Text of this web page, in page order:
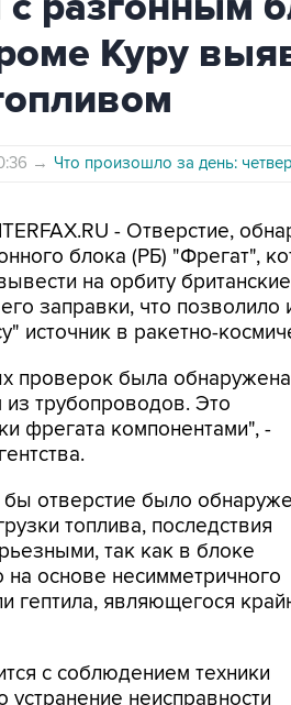
Куру
→ Что произошло за день:
- Отверстие,
блока (РБ) "Фрегат",
на орбиту
заправки, что
источник в ракетно-
проверок была обнаружена
трубопроводов. Это
фрегата компонентами", -
бы отверстие было
топлива, последствия
так как в блоке
на основе несимметричного
гептила, являющегося
с соблюдением техники
устранение неисправности